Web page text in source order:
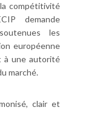
compétitivité
demande
les
européenne
à une autorité
marché.
clair et